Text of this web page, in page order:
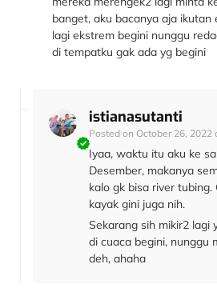
banget, aku bacanya aja ikutan
lagi ekstrem begini nunggu
di tempatku gak ada yg begini
istianasutanti
Posted on October 26, 2022
Iyaa, waktu itu aku ke
Desember, makanya
kalo gk bisa river tubing.
kayak gini juga nih.
Sekarang sih mikir2 lagi
di cuaca begini, nunggu
deh, ahaha